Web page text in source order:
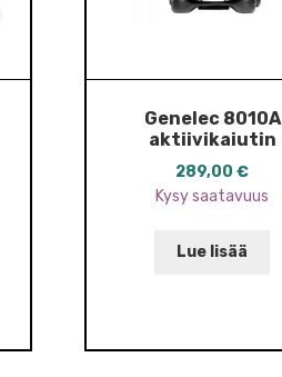
Genelec 8010A
aktiivikaiutin
289,00€
Kysy saatavuus
Lue lisää